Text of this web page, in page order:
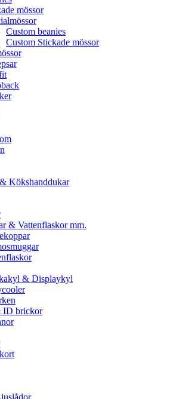
mössor
Custom beanies
Custom Stickade mössor
Kökshanddukar
& Vattenflaskor mm.
& Displaykyl
ID brickor